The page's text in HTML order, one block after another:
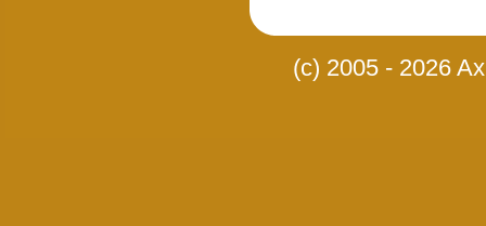
(c) 2005 - 2026